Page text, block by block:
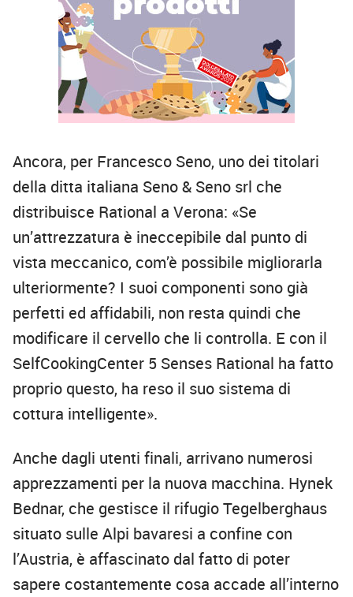
Ancora, per Francesco Seno, uno dei titolari
della ditta italiana Seno & Seno srl che
distribuisce Rational a Verona: «Se
un’attrezzatura è ineccepibile dal punto di
vista meccanico, com’è possibile migliorarla
ulteriormente? I suoi componenti sono già
perfetti ed affidabili, non resta quindi che
modificare il cervello che li controlla. E con il
SelfCookingCenter 5 Senses Rational ha fatto
proprio questo, ha reso il suo sistema di
cottura intelligente».
Anche dagli utenti finali, arrivano numerosi
apprezzamenti per la nuova macchina. Hynek
Bednar, che gestisce il rifugio Tegelberghaus
situato sulle Alpi bavaresi a confine con
l’Austria, è affascinato dal fatto di poter
sapere costantemente cosa accade all’interno